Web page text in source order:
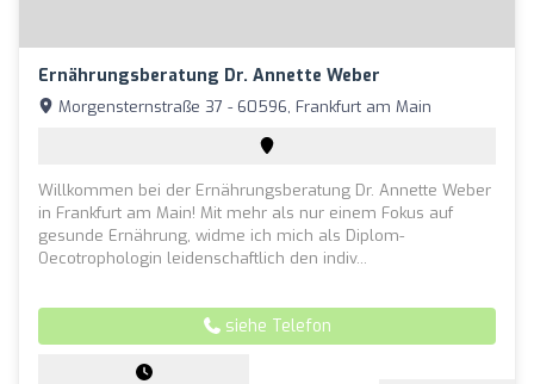
Ernährungsberatung Dr. Annette Weber
Morgensternstraße 37 - 60596, Frankfurt am Main
Willkommen bei der Ernährungsberatung Dr. Annette Weber
in Frankfurt am Main! Mit mehr als nur einem Fokus auf
gesunde Ernährung, widme ich mich als Diplom-
Oecotrophologin leidenschaftlich den indiv...
siehe Telefon